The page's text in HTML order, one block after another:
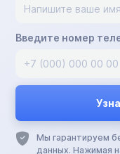
Введите номер
Мы гарантируем
данных. Нажимая